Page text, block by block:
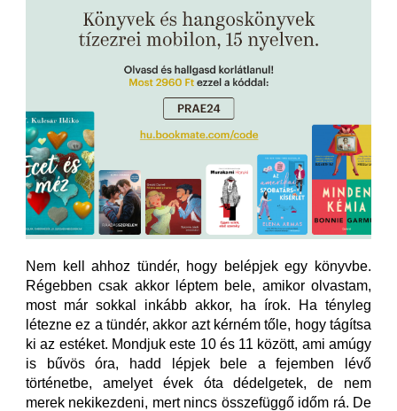
Nem kell ahhoz tündér, hogy belépjek egy könyvbe.
Régebben csak akkor léptem bele, amikor olvastam,
most már sokkal inkább akkor, ha írok. Ha tényleg
létezne ez a tündér, akkor azt kérném tőle, hogy tágítsa
ki az estéket. Mondjuk este 10 és 11 között, ami amúgy
is bűvös óra, hadd lépjek bele a fejemben lévő
történetbe, amelyet évek óta dédelgetek, de nem
merek nekikezdeni, mert nincs összefüggő időm rá. De